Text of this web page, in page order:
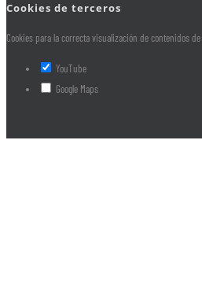
Cookies de terceros
Cookies para la correcta visualización de contenidos
YouTube
Google Maps